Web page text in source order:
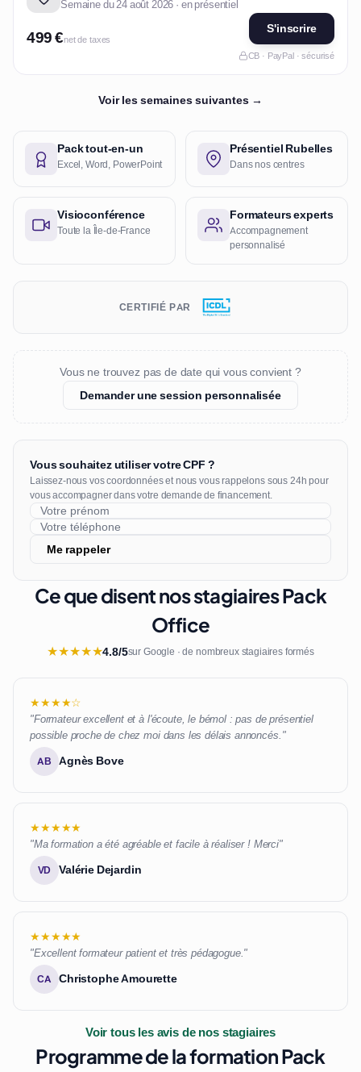
Semaine du 24 août 2026 · en présentiel
499 €net de taxes
S'inscrire
CB · PayPal · sécurisé
Voir les semaines suivantes →
Pack tout-en-un
Excel, Word, PowerPoint
Présentiel Rubelles
Dans nos centres
Visioconférence
Toute la Île-de-France
Formateurs experts
Accompagnement
personnalisé
CERTIFIÉ PAR
Vous ne trouvez pas de date qui vous convient ?
Demander une session personnalisée
Vous souhaitez utiliser votre CPF ?
Laissez-nous vos coordonnées et nous vous rappelons sous 24h pour
vous accompagner dans votre demande de financement.
Me rappeler
Ce que disent nos stagiaires Pack
Office
★★★★★4.8/5sur Google · de nombreux stagiaires formés
★★★★☆
"Formateur excellent et à l'écoute, le bémol : pas de présentiel
possible proche de chez moi dans les délais annoncés."
AB Agnès Bove
★★★★★
"Ma formation a été agréable et facile à réaliser ! Merci"
VD Valérie Dejardin
★★★★★
"Excellent formateur patient et très pédagogue."
CA Christophe Amourette
Voir tous les avis de nos stagiaires
Programme de la formation Pack